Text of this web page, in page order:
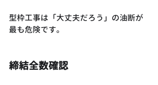
型枠工事は「大丈夫だろう」の油断が
最も危険です。
締結全数確認